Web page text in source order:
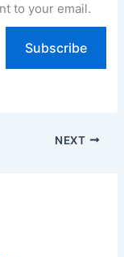
to your email.
Subscribe
NEXT